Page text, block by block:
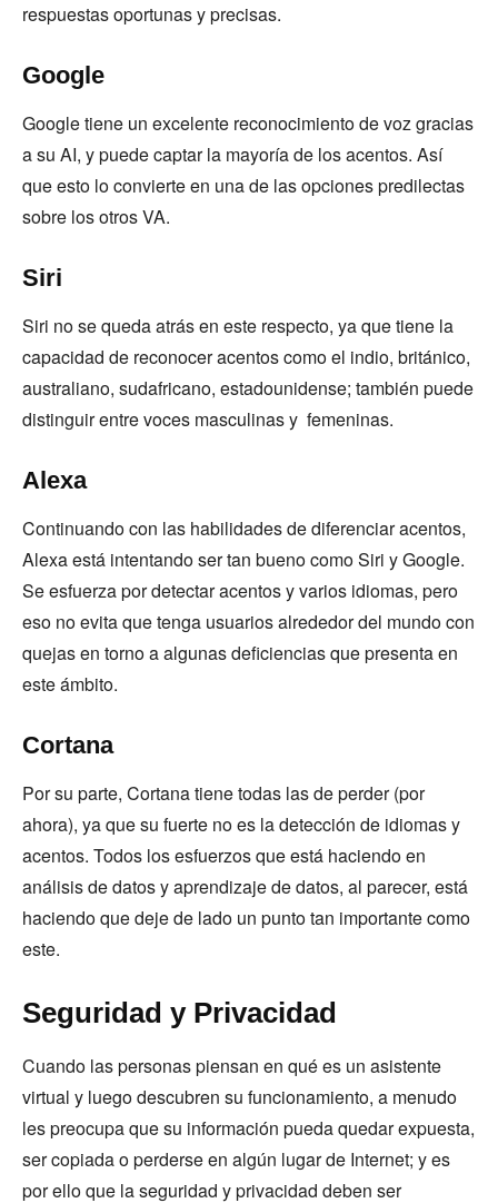
respuestas oportunas y precisas.
Google
Google tiene un excelente reconocimiento de voz gracias
a su AI, y puede captar la mayoría de los acentos. Así
que esto lo convierte en una de las opciones predilectas
sobre los otros VA.
Siri
Siri no se queda atrás en este respecto, ya que tiene la
capacidad de reconocer acentos como el indio, británico,
australiano, sudafricano, estadounidense; también puede
distinguir entre voces masculinas y femeninas.
Alexa
Continuando con las habilidades de diferenciar acentos,
Alexa está intentando ser tan bueno como Siri y Google.
Se esfuerza por detectar acentos y varios idiomas, pero
eso no evita que tenga usuarios alrededor del mundo con
quejas en torno a algunas deficiencias que presenta en
este ámbito.
Cortana
Por su parte, Cortana tiene todas las de perder (por
ahora), ya que su fuerte no es la detección de idiomas y
acentos. Todos los esfuerzos que está haciendo en
análisis de datos y aprendizaje de datos, al parecer, está
haciendo que deje de lado un punto tan importante como
este.
Seguridad y Privacidad
Cuando las personas piensan en qué es un asistente
virtual y luego descubren su funcionamiento, a menudo
les preocupa que su información pueda quedar expuesta,
ser copiada o perderse en algún lugar de Internet; y es
por ello que la seguridad y privacidad deben ser